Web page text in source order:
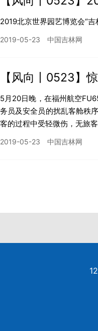
2019北京世界园艺博览会“吉
2019-05-23 中国吉林网
【风向丨0523】
5月20日晚，在福州航空
务员及安全员的扰乱客舱秩
客的过程中受轻微伤，无旅客
2019-05-23 中国吉林网